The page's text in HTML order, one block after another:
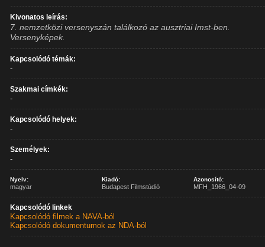
Kivonatos leírás:
7. nemzetközi versenyszán találkozó az ausztriai Imst-ben.
Versenyképek.
Kapcsolódó témák:
-
Szakmai címkék:
-
Kapcsolódó helyek:
-
Személyek:
-
Nyelv:
magyar
Kiadó:
Budapest Filmstúdió
Azonosító:
MFH_1966_04-09
Kapcsolódó linkek
Kapcsolódó filmek a NAVA-ból
Kapcsolódó dokumentumok az NDA-ból